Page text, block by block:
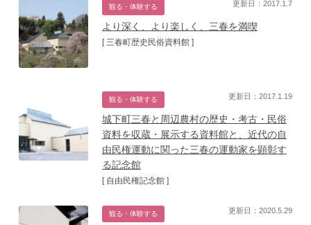
観る・体験する
より深く、より楽しく、三春を満喫
[ 三春町歴史民俗資料館 ]
更新日：2017.1.7
観る・体験する
城下町三春と周辺農村の歴史・考古・民俗
資料を収蔵・展示する資料館と、近代の自
由民権運動に関った三春の運動家を顕彰す
る記念館
[ 自由民権記念館 ]
更新日：2017.1.19
観る・体験する 更新日：2020.5.29